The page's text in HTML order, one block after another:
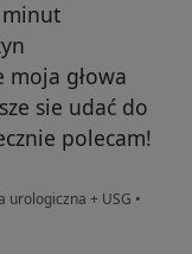
minut
moja głowa
sie udać do
polecam!
urologiczna + USG •